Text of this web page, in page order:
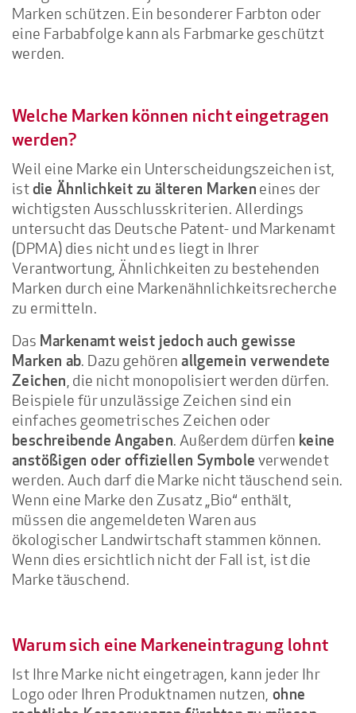
Marken schützen. Ein besonderer Farbton oder
eine Farbabfolge kann als Farbmarke geschützt
werden.
Welche Marken können nicht eingetragen
werden?
Weil eine Marke ein Unterscheidungszeichen ist,
ist die Ähnlichkeit zu älteren Marken eines der
wichtigsten Ausschlusskriterien. Allerdings
untersucht das Deutsche Patent- und Markenamt
(DPMA) dies nicht und es liegt in Ihrer
Verantwortung, Ähnlichkeiten zu bestehenden
Marken durch eine Markenähnlichkeitsrecherche
zu ermitteln.
Das Markenamt weist jedoch auch gewisse
Marken ab. Dazu gehörenallgemein verwendete
Zeichen , die nicht monopolisiert werden dürfen.
Beispiele für unzulässige Zeichen sind ein
einfaches geometrisches Zeichen oder
beschreibende Angaben. Außerdem dürfen keine
anstößigen oder offiziellen Symbole verwendet
werden. Auch darf die Marke nicht täuschend sein.
Wenn eine Marke den Zusatz „Bio“ enthält,
müssen die angemeldeten Waren aus
ökologischer Landwirtschaft stammen können.
Wenn dies ersichtlich nicht der Fall ist, ist die
Marke täuschend.
Warum sich eine Markeneintragung lohnt
Ist Ihre Marke nicht eingetragen, kann jeder Ihr
Logo oder Ihren Produktnamen nutzen, ohne